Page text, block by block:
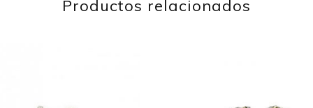
Productos relacionados